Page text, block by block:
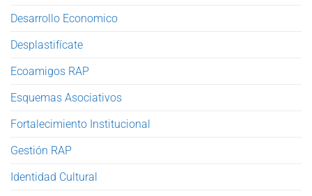
Desarrollo Economico
Desplastifícate
Ecoamigos RAP
Esquemas Asociativos
Fortalecimiento Institucional
Gestión RAP
Identidad Cultural